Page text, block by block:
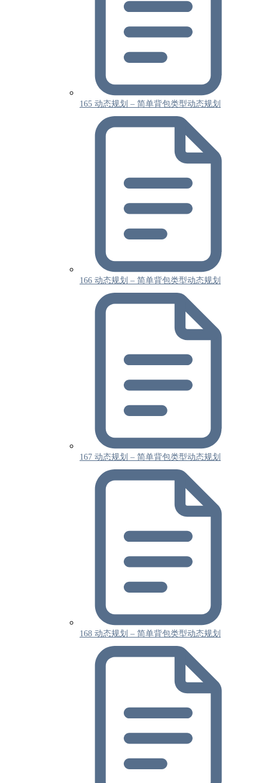
165 动态规划 – 简单背包类型动态规划
166 动态规划 – 简单背包类型动态规划
167 动态规划 – 简单背包类型动态规划
168 动态规划 – 简单背包类型动态规划